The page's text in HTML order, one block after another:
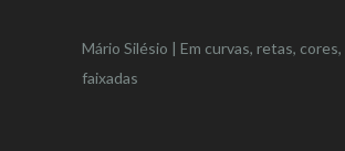
Mário Silésio | Em curvas, retas,
faixadas